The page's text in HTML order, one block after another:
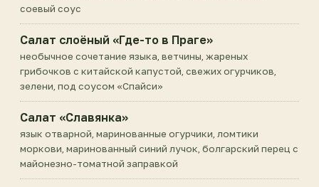
соевый соус
Салат слоёный «Где-то в Праге»
необычное сочетание языка, ветчины, жареных
грибочков с китайской капустой, свежих огурчиков,
зелени, под соусом «Спайси»
Салат «Славянка»
язык отварной, маринованные огурчики, ломтики
моркови, маринованный синий лучок, болгарский перец с
майонезно-томатной заправкой